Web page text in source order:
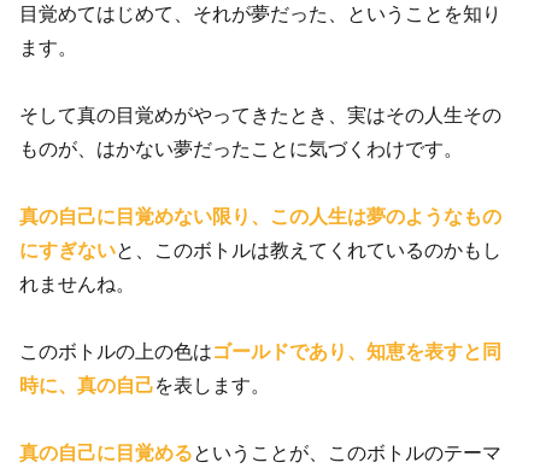
目覚めてはじめて、それが夢だった、ということを知り
ます。
そして真の目覚めがやってきたとき、実はその人生その
ものが、はかない夢だったことに気づくわけです。
真の自己に目覚めない限り、この人生は夢のようなもの
にすぎないと、このボトルは教えてくれているのかもし
れませんね。
このボトルの上の色はゴールドであり、知恵を表すと同
時に、真の自己を表します。
真の自己に目覚めるということが、このボトルのテーマ